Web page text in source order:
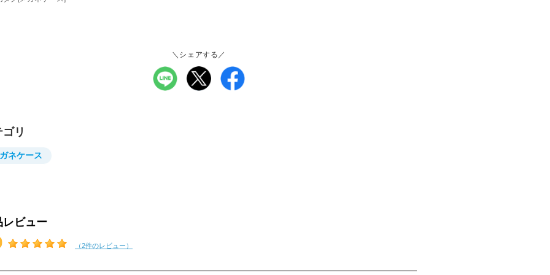
＼シェアする／
ゴリ
ネケース
レビュー
（2件のレビュー）